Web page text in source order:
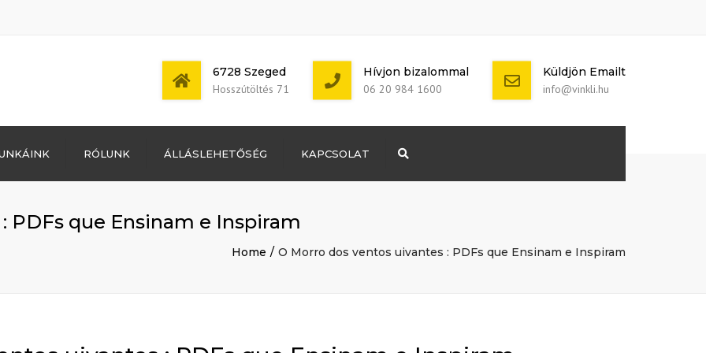
Bejegyzések
WordPress
Mon - Sat: 7:00 -
+ 386 40 111
6728 Szeged
Hosszútöltés 71
Hívjon bizalommal
06 20 984 1600
Küldjön Emailt
info@vinkli.hu
RÓLUNK ÁLLÁSLEHETŐSÉG KAPCSOLAT
PDFs que Ensinam e Inspiram
Home O Morro dos ventos uivantes : PDFs que Ensinam e Inspiram